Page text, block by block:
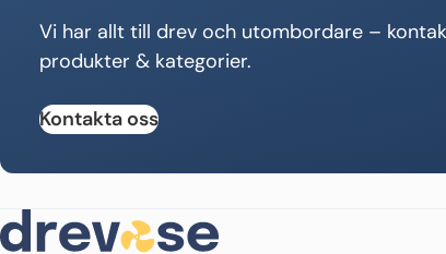
Vi har allt till drev och utombordare –
produkter & kategorier.
Kontakta oss